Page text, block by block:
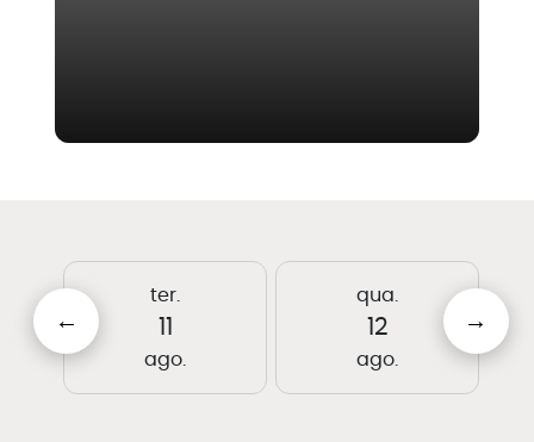
ter.
ago.
qua.
12
ago.